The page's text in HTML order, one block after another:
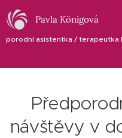
Pavla Königová
porodní asistentka /
návštěvy v